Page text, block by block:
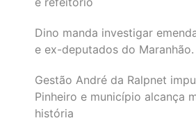
Dino manda investigar
e ex-deputados do
Gestão André da Ralpnet
Pinheiro e município alcança
história